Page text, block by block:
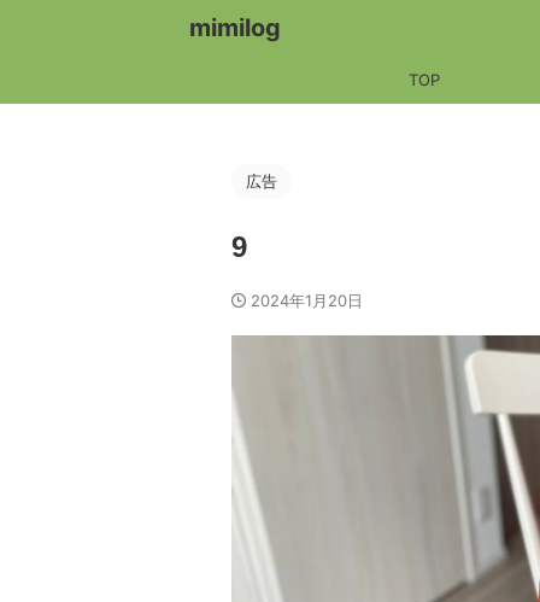
mimilog
TOP
広告
9
2024年1月20日